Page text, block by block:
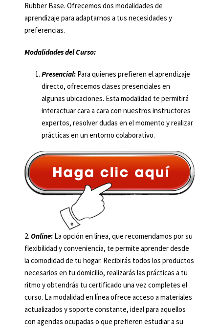
Rubber Base. Ofrecemos dos modalidades de
aprendizaje para adaptarnos a tus necesidades y
preferencias.
Modalidades del Curso:
Presencial: Para quienes prefieren el aprendizaje
directo, ofrecemos clases presenciales en
algunas ubicaciones. Esta modalidad te permitirá
interactuar cara a cara con nuestros instructores
expertos, resolver dudas en el momento y realizar
prácticas en un entorno colaborativo.
2. Online: La opción en línea, que recomendamos por su
flexibilidad y conveniencia, te permite aprender desde
la comodidad de tu hogar. Recibirás todos los productos
necesarios en tu domicilio, realizarás las prácticas a tu
ritmo y obtendrás tu certificado una vez completes el
curso. La modalidad en línea ofrece acceso a materiales
actualizados y soporte constante, ideal para aquellos
con agendas ocupadas o que prefieren estudiar a su